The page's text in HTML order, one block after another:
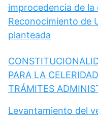
improcedencia de la
Reconocimiento de
planteada
PARA LA
TRÁMITES
Levantamiento del